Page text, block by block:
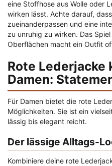
eine Stoffhose aus Wolle oder
wirken lässt. Achte darauf,
zueinanderpassen und eine
zu unruhig zu wirken. Das
Oberflächen macht ein Outfit
Rote Lederjacke
Damen:
Für Damen bietet die rote
Möglichkeiten. Sie ist ein
lässig bis elegant reicht.
Der lässige Alltags-
Kombiniere deine rote